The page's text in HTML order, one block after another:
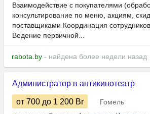
Взаимодействие с покупателями
консультирование по меню, акциям,
поставщиками Координация
Ведение первичной...
rabota.by - найдена более недели назад
Администратор в антикинотеатр
от 700 до 1 200 Br
Гомель